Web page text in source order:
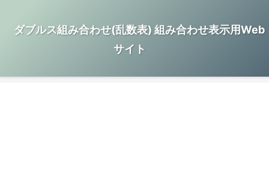
ダブルス組み合わせ(乱数表) 組み合わせ表示用Web
サイト